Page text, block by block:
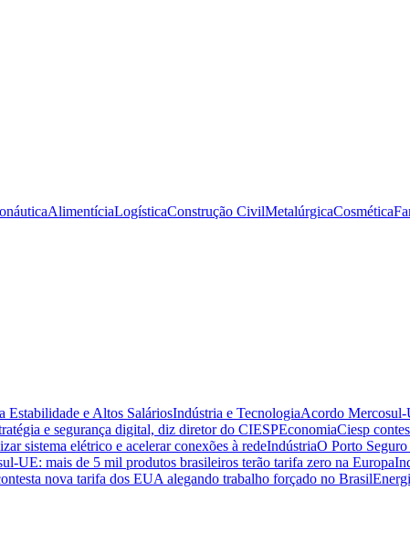
AlimentíciaLogísticaConstrução CivilMetalúrgicaCosmética
Estabilidade e Altos SaláriosIndústria e TecnologiaAcordo Mercosul-
e segurança digital, diz diretor do CIESPEconomiaCiesp
sistema elétrico e acelerar conexões à redeIndústriaO Porto
UE: mais de 5 mil produtos brasileiros terão tarifa zero na Europa
nova tarifa dos EUA alegando trabalho forçado no Brasil